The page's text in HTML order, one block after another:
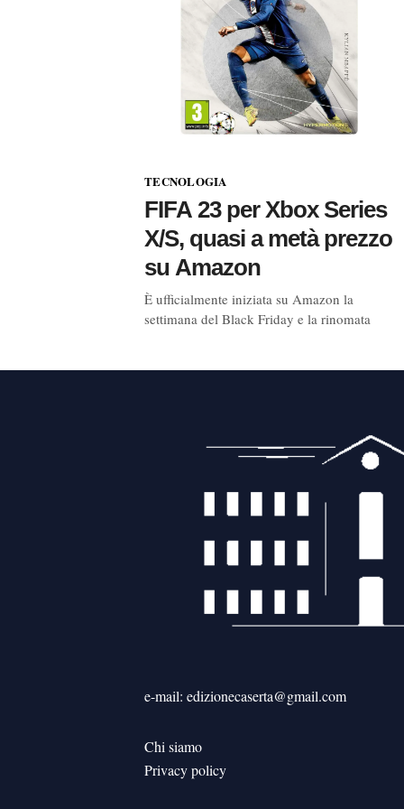
TECNOLOGIA
FIFA 23 per Xbox Series
X/S, quasi a metà prezzo
su Amazon
È ufficialmente iniziata su Amazon la
settimana del Black Friday e la rinomata
e-mail: edizionecaserta@gmail.com
Chi siamo
Privacy policy